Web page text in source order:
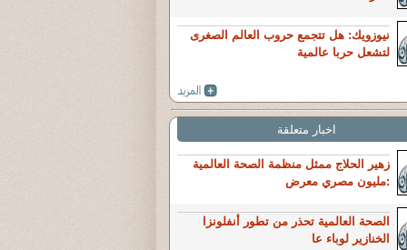
نيوزويك: هل تتجمع حروب العالم الصغرى
لتشعل حربا عالمية
اخبار متعلقة
زهير الحلاج ممثل منظمة الصحة العالمية
:مليون مصري معرض
الصحة العالمية تحذر من تطور أنفلونزا
الخنازير لوباء عا